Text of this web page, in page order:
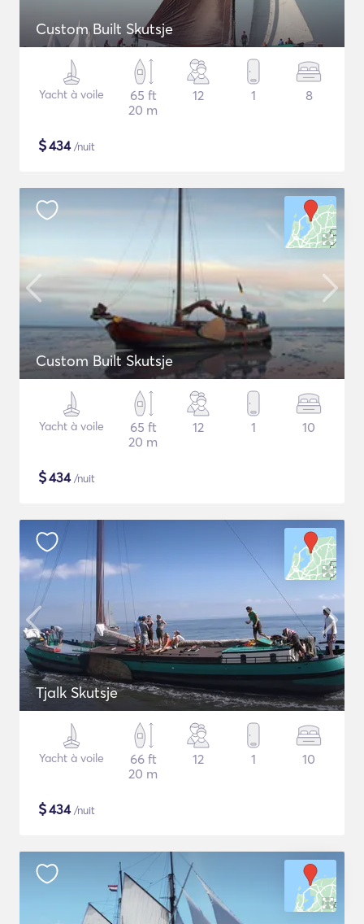
Custom Built Skutsje
Yacht à voile
65 ft
20 m
12 1 8
$434/nuit
Custom Built Skutsje
Yacht à voile
65 ft
20 m
12 1 10
$434/nuit
Tjalk Skutsje
Yacht à voile
66 ft
20 m
12 1 10
$434/nuit